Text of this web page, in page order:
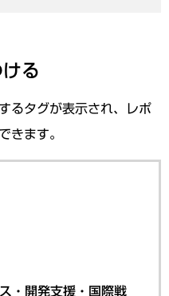
る
るタグが表示され、レポ
きます。
・開発支援・国際戦